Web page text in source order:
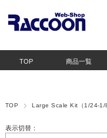
TOP 商品一覧
TOP Large Scale Kit（1/24-1/8
表示切替：